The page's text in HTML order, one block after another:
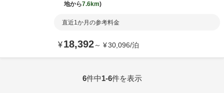
地から7.6km
直近1か月の参考料金
¥18,392～ ¥30,096/泊
6件中1-6件を表示